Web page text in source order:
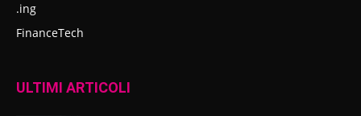
.ing
FinanceTech
ULTIMI ARTICOLI